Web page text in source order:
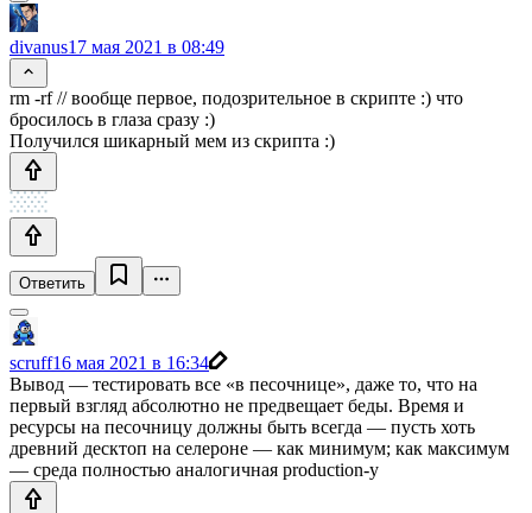
divanus17 мая 2021 в 08:49
rm -rf // вообще первое, подозрительное в скрипте :) что
бросилось в глаза сразу :)
Получился шикарный мем из скрипта :)
Ответить
scruff16 мая 2021 в 16:34
Вывод — тестировать все «в песочнице», даже то, что на
первый взгляд абсолютно не предвещает беды. Время и
ресурсы на песочницу должны быть всегда — пусть хоть
древний десктоп на селероне — как минимум; как максимум
— среда полностью аналогичная production-у